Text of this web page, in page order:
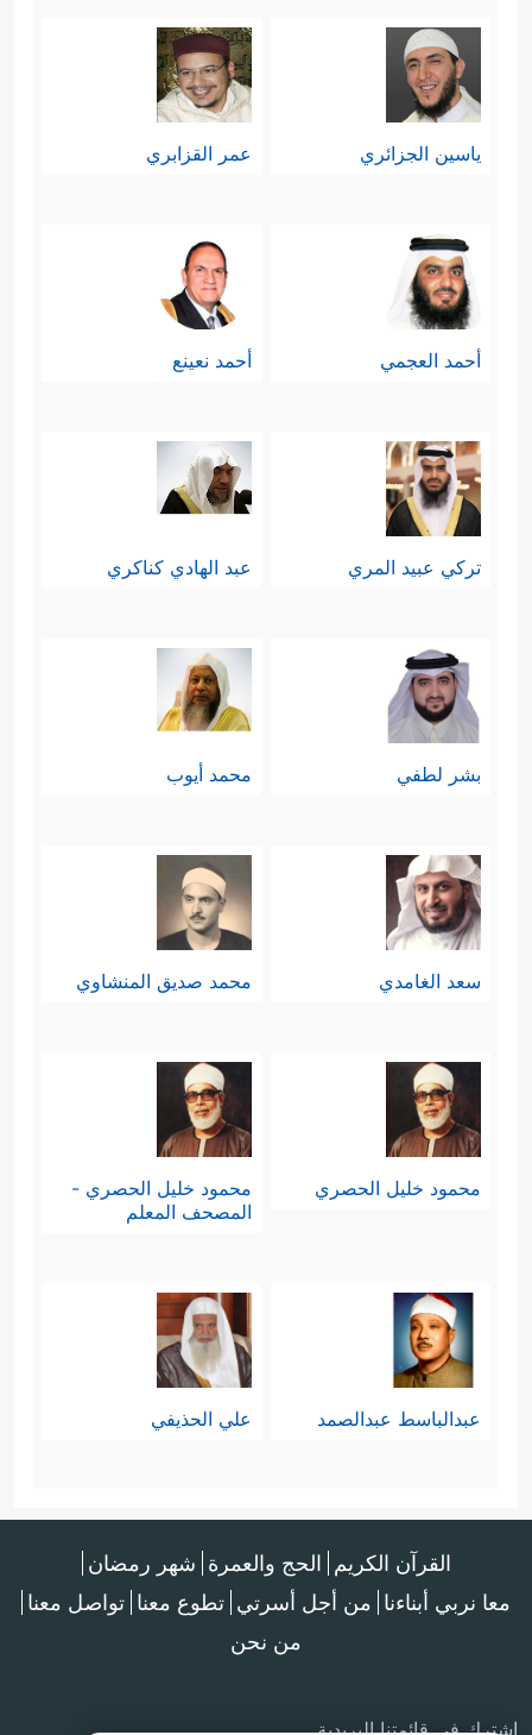
ياسين الجزائري عمر القزابري
أحمد العجمي أحمد نعينع
تركي عبيد المري عبد الهادي كناكري
بشر لطفي محمد أيوب
سعد الغامدي محمد صديق المنشاوي
محمود خليل الحصري
محمود خليل الحصري -
المصحف المعلم
عبدالباسط عبدالصمد علي الحذيفي
القرآن الكريم الحج والعمرة شهر رمضان
معا نربي أبناءنا من أجل أسرتي تطوع معنا تواصل معنا
من نحن
اشترك في قائمتنا البريدية